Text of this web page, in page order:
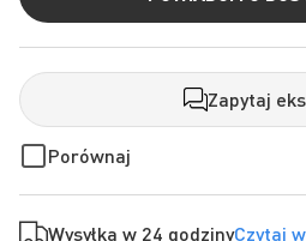
Zapytaj
Porównaj
Wysyłka w 24 godzinyCzytaj